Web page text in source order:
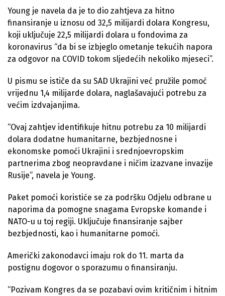
Young je navela da je to dio zahtjeva za hitno
finansiranje u iznosu od 32,5 milijardi dolara Kongresu,
koji uključuje 22,5 milijardi dolara u fondovima za
koronavirus “da bi se izbjeglo ometanje tekućih napora
za odgovor na COVID tokom sljedećih nekoliko mjeseci”.
U pismu se ističe da su SAD Ukrajini već pružile pomoć
vrijednu 1,4 milijarde dolara, naglašavajući potrebu za
većim izdvajanjima.
“Ovaj zahtjev identifikuje hitnu potrebu za 10 milijardi
dolara dodatne humanitarne, bezbjednosne i
ekonomske pomoći Ukrajini i srednjoevropskim
partnerima zbog neopravdane i ničim izazvane invazije
Rusije”, navela je Young.
Paket pomoći koristiće se za podršku Odjelu odbrane u
naporima da pomogne snagama Evropske komande i
NATO-u u toj regiji. Uključuje finansiranje sajber
bezbjednosti, kao i humanitarne pomoći.
Američki zakonodavci imaju rok do 11. marta da
postignu dogovor o sporazumu o finansiranju.
“Pozivam Kongres da se pozabavi ovim kritičnim i hitnim